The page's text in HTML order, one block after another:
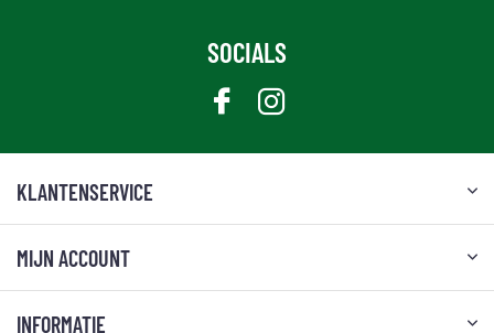
SOCIALS
KLANTENSERVICE
MIJN ACCOUNT
INFORMATIE